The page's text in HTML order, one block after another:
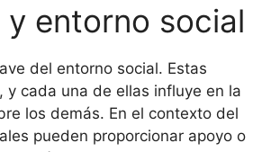
y entorno social
del entorno social. Estas
cada una de ellas influye en la
los demás. En el contexto del
pueden proporcionar apoyo o